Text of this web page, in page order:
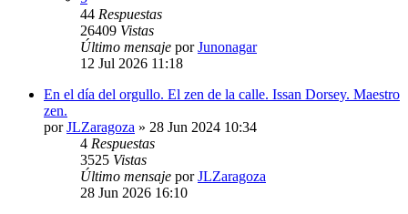
44 Respuestas
26409 Vistas
Último mensaje porJunonagar
12 Jul 2026 11:18
En el día del orgullo. El zen de la calle. Issan Dorsey. Maestro
zen.
porJLZaragoza » 28 Jun 2024 10:34
4 Respuestas
3525 Vistas
Último mensaje porJLZaragoza
28 Jun 2026 16:10